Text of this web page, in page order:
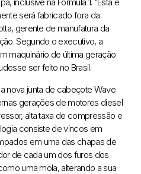
será fabricado fora da
gerente de manufatura da
Segundo o executivo, a
maquinário de última geração
ser feito no Brasil.
nova junta de cabeçote Wave
gerações de motores diesel
alta taxa de compressão e
consiste de vincos em
em uma das chapas de
de cada um dos furos dos
uma mola, alterando a sua